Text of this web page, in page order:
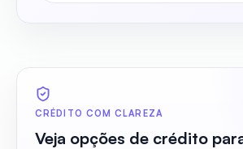
CRÉDITO COM CLAREZA
Veja opções de crédito